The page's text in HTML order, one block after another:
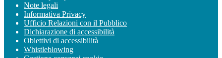
Note legali
Informativa Privacy
Ufficio Relazioni con il Pubblico
Dichiarazione di accessibilità
Obiettivi di accessibilità
Whistleblowing